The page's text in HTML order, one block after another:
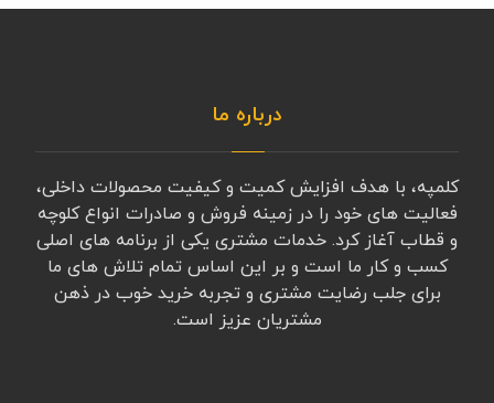
درباره ما
کلمپه، با هدف افزایش کمیت و کیفیت محصولات داخلی،
فعالیت های خود را در زمینه فروش و صادرات انواع کلوچه
و قطاب آغاز کرد. خدمات مشتری یکی از برنامه های اصلی
کسب و کار ما است و بر این اساس تمام تلاش های ما
برای جلب رضایت مشتری و تجربه خرید خوب در ذهن
مشتریان عزیز است.